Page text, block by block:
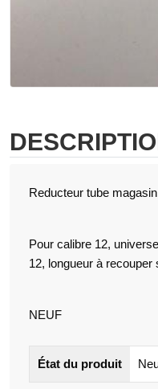
Reducteur tube
Pour calibre 12,
12, longueur à recouper
NEUF
État du produit